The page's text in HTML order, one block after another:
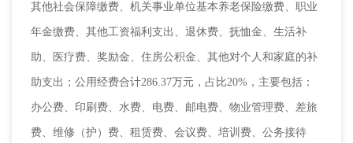
其他社会保障缴费、机关事业单位基本养老保险缴费、职业
年金缴费、其他工资福利支出、退休费、抚恤金、生活补
助、医疗费、奖励金、住房公积金、其他对个人和家庭的补
助支出；公用经费合计286.37万元，占比20%，主要包括：
办公费、印刷费、水费、电费、邮电费、物业管理费、差旅
费、维修（护）费、租赁费、会议费、培训费、公务接待